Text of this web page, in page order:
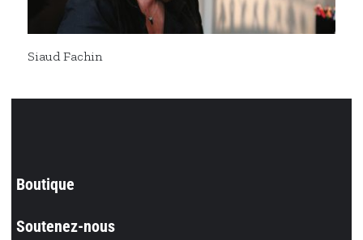
Siaud Fachin
Boutique
Soutenez-nous